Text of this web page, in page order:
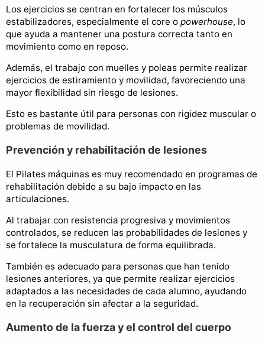
Los ejercicios se centran en fortalecer los músculos
estabilizadores, especialmente el core o powerhouse, lo
que ayuda a mantener una postura correcta tanto en
movimiento como en reposo.
Además, el trabajo con muelles y poleas permite realizar
ejercicios de estiramiento y movilidad, favoreciendo una
mayor flexibilidad sin riesgo de lesiones.
Esto es bastante útil para personas con rigidez muscular o
problemas de movilidad.
Prevención y rehabilitación de lesiones
El Pilates máquinas es muy recomendado en programas de
rehabilitación debido a su bajo impacto en las
articulaciones.
Al trabajar con resistencia progresiva y movimientos
controlados, se reducen las probabilidades de lesiones y
se fortalece la musculatura de forma equilibrada.
También es adecuado para personas que han tenido
lesiones anteriores, ya que permite realizar ejercicios
adaptados a las necesidades de cada alumno, ayudando
en la recuperación sin afectar a la seguridad.
Aumento de la fuerza y el control del cuerpo